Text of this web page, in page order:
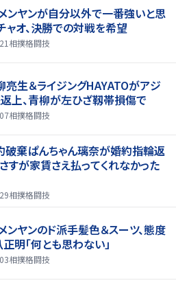
メンヤンが自分以外で一番強いと思
ャオ、決勝での対戦を希望
相撲格闘技
亮生＆ライジングHAYATOがアジ
上、青柳が左ひざ靱帯損傷で
相撲格闘技
破棄ぱんちゃん璃奈が婚約指輪返
すが家賃さえ払ってくれなかった
相撲格闘技
メンヤンのド派手髪色＆スーツ、態度
明「何とも思わない」
相撲格闘技